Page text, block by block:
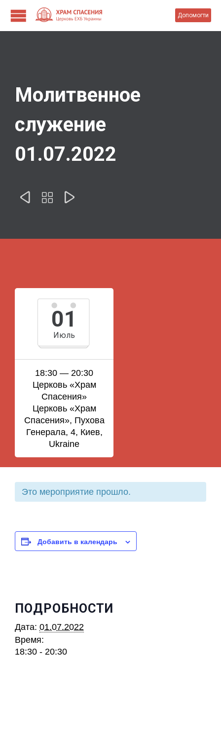
Допомогти
Молитвенное
служение
01.07.2022
  
01
Июль
18:30 — 20:30
Церковь «Храм
Спасения»
Церковь «Храм
Спасения», Пухова
Генерала, 4, Киев,
Ukraine
Это мероприятие прошло.
Добавить в календарь
ПОДРОБНОСТИ
Дата: 01.07.2022
Время:
18:30 - 20:30